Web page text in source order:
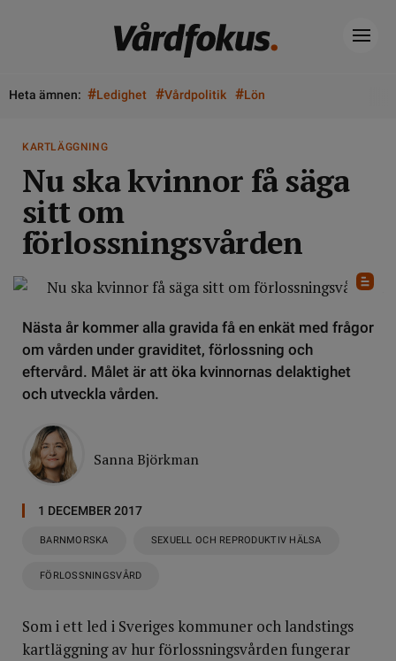
Heta ämnen: #Ledighet #Vårdpolitik #Lön
KARTLÄGGNING
Nu ska kvinnor få säga
sitt om
förlossningsvården
Nästa år kommer alla gravida få en enkät med frågor
om vården under graviditet, förlossning och
eftervård. Målet är att öka kvinnornas delaktighet
och utveckla vården.
Sanna Björkman
1 DECEMBER 2017
BARNMORSKA SEXUELL OCH REPRODUKTIV HÄLSA
FÖRLOSSNINGSVÅRD
Som i ett led i Sveriges kommuner och landstings
kartläggning av hur förlossningsvården fungerar